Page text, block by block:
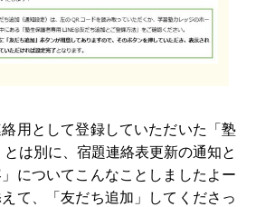
用として登録していただいた「塾
は別に、宿題連絡表更新の通知と
についてこんなことしましたよー
て、「友だち追加」してくださっ